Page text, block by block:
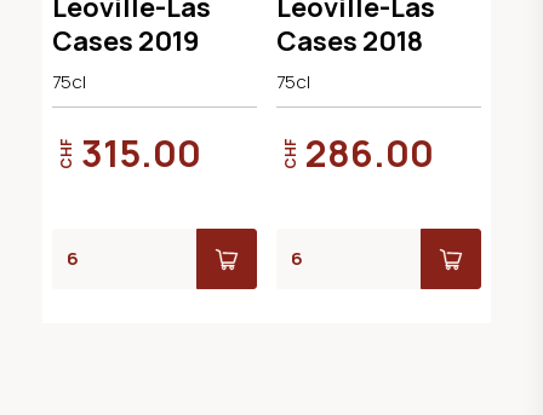
Cases 2019
75cl
CHF 315.00
Cases 2018
75cl
CHF 286.00